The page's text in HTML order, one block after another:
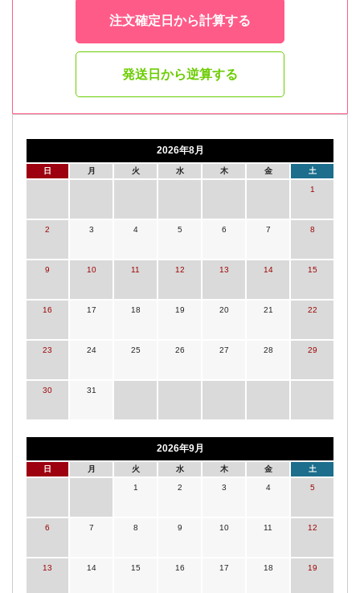
注文確定日から計算する
発送日から逆算する
2026年8月
日 月 火 水 木 金 土
1
2 3 4 5 6 7 8
9 10 11 12 13 14 15
16 17 18 19 20 21 22
23 24 25 26 27 28 29
30 31
2026年9月
日 月 火 水 木 金 土
1 2 3 4 5
6 7 8 9 10 11 12
13 14 15 16 17 18 19